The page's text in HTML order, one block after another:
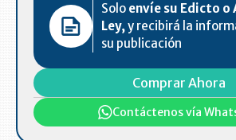
Solo envíe su Edicto o
Ley,y recibirá la
su publicación
Comprar Ahora
Contáctenos vía